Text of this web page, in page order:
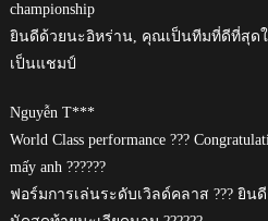
championship
ยินดีด้วยนะอิหร่าน, คุณเป็นทีมที่ดีที่สุดใ
เป็นแชมป์
Nguyễn T***
World Class performance ???
mấy anh ??????
ฟอร์มการเล่นระดับเวิลด์คลาส ??? ยิน